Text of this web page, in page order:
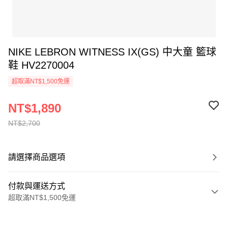
NIKE LEBRON WITNESS IX(GS) 中大童 籃球
鞋 HV2270004
超取滿NT$1,500免運
NT$2,700
NT$1,890
請選擇商品選項
付款與運送方式
超取滿NT$1,500免運